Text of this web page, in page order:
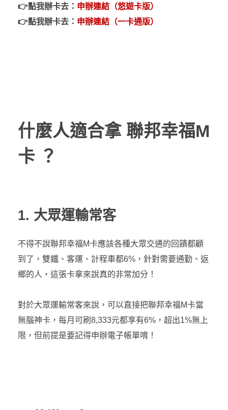
👉點我辦卡去： 申辦連結（悠遊卡版）
👉點我辦卡去： 申辦連結（一卡通版）
什麼人適合拿 聯邦幸福M
卡 ？
1. 大眾運輸常客
不得不說聯邦幸福M卡應該各種大眾交通的回饋都顧
到了，雙鐵、客運、計程車都6%，針對需要通勤、返
鄉的人，這張卡拿來說真的非常加分！
對於大眾運輸常客來說，可以直接把聯邦幸福M卡當
無腦神卡，每月可刷8,333元都享有6%，超出1%無上
限，但前提是要記得申辦電子帳單唷！